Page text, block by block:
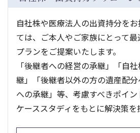
自社株や医療法人の出資持分を
ては、ご本人やご家族にとって
プランをご提案いたします。
「後継者への経営の承継」「自
継」「後継者以外の方の遺産配
への承継」等、考慮すべきポイ
ケーススタディをもとに解決策を